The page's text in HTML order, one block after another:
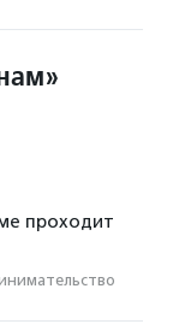
проходит